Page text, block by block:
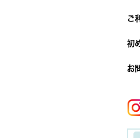
ご
初
お